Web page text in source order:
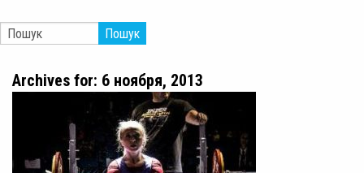
Пошук
Archives for: 6 ноября, 2013